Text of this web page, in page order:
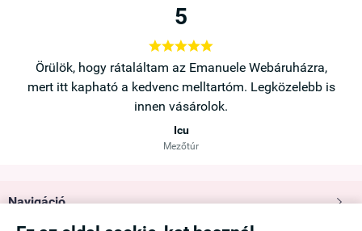
5

Örülök, hogy rátaláltam az Emanuele Webáruházra,
mert itt kapható a kedvenc melltartóm. Legközelebb is
innen vásárolok.
Icu
Mezőtúr
Navigáció 